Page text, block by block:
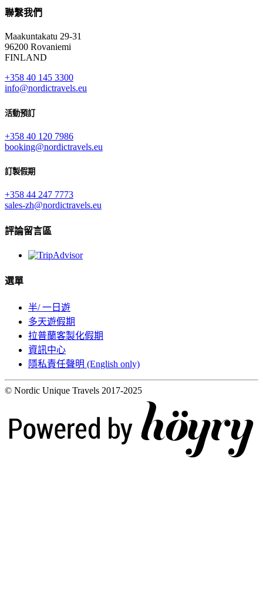
聯繫我們
Maakuntakatu 29-31
96200 Rovaniemi
FINLAND
+358 40 145 3300
info@nordictravels.eu
活動預訂
+358 40 120 7986
booking@nordictravels.eu
訂製假期
+358 44 247 7773
sales-zh@nordictravels.eu
評論留言區
選單
半/ 一日遊
多天遊假期
拉普蘭客製化假期
資訊中心
隱私責任聲明 (English only)
© Nordic Unique Travels 2017-2025